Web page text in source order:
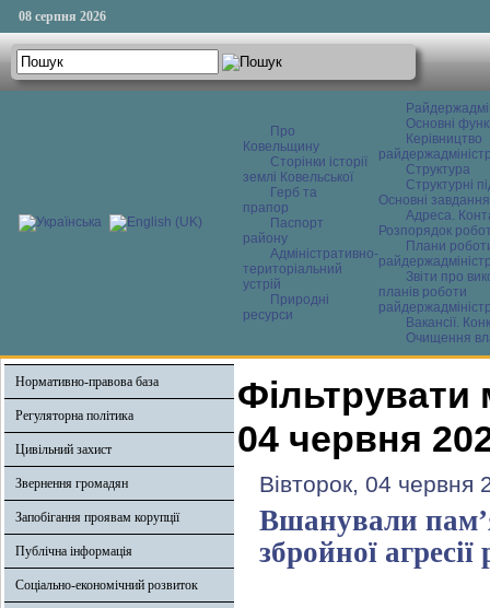
08 серпня 2026
Про
Ковельщину
Сторінки історії
землі Ковельської
Герб та
прапор
Паспорт
району
Адміністративно-
територіальний
устрій
Природні
ресурси
Основні
Керівництво
Структура
Структурні
Основні завдання
Адреса.
Розпорядок
Плани
Звіти про
планів роботи
Вакансії.
Очищення
Нормативно-правова база
Регуляторна політика
Цивільний захист
Звернення громадян
Запобігання проявам корупції
Публічна інформація
Соціально-економічний розвиток
Фільтрувати
04 червня
Вівторок, 04 червня
Вшанували
збройної агресії